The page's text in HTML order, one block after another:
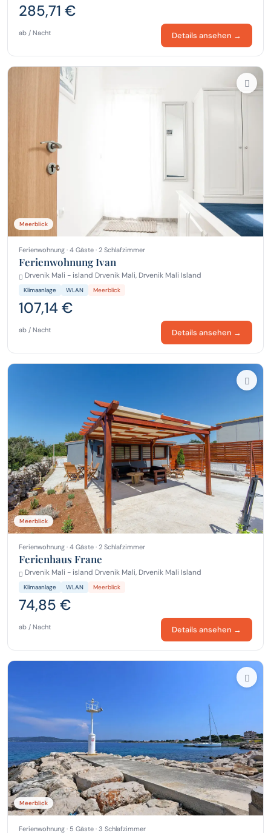
285,71 €
ab / Nacht Details ansehen →
Meerblick
Ferienwohnung · 4 Gäste · 2 Schlafzimmer
Ferienwohnung Ivan
Drvenik Mali - island Drvenik Mali, Drvenik Mali Island
Klimaanlage WLAN Meerblick
107,14 €
ab / Nacht Details ansehen →
Meerblick
Ferienwohnung · 4 Gäste · 2 Schlafzimmer
Ferienhaus Frane
Drvenik Mali - island Drvenik Mali, Drvenik Mali Island
Klimaanlage WLAN Meerblick
74,85 €
ab / Nacht Details ansehen →
Meerblick
Ferienwohnung · 5 Gäste · 3 Schlafzimmer